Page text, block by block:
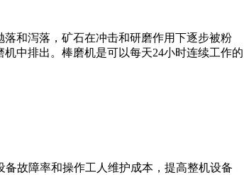
和泻落，矿石在冲击和研磨作用下逐步被粉
中排出。棒磨机是可以每天24小时连续工作的
备故障率和操作工人维护成本，提高整机设备